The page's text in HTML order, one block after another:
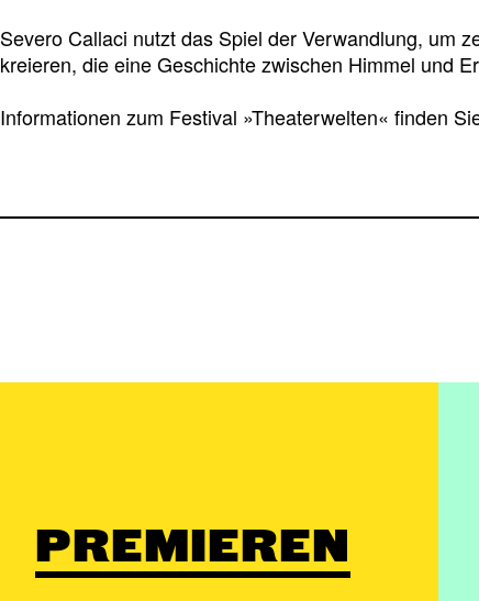
Severo Callaci nutzt das Spiel der Verwandlung, um
kreieren, die eine Geschichte zwischen Himmel und
Informationen zum Festival »Theaterwelten« finden
PREMIEREN